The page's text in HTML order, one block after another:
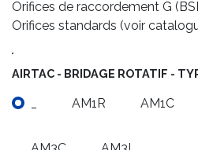
Orifices de raccordement G
Orifices standards (voir
.
AIRTAC - BRIDAGE ROTATIF -
AM1R AM1C